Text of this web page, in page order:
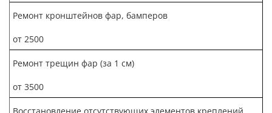
Ремонт кронштейнов фар, бамперов
от 2500
Ремонт трещин фар (за 1 см)
от 3500
Восстановление отсутствующих элементов креплений